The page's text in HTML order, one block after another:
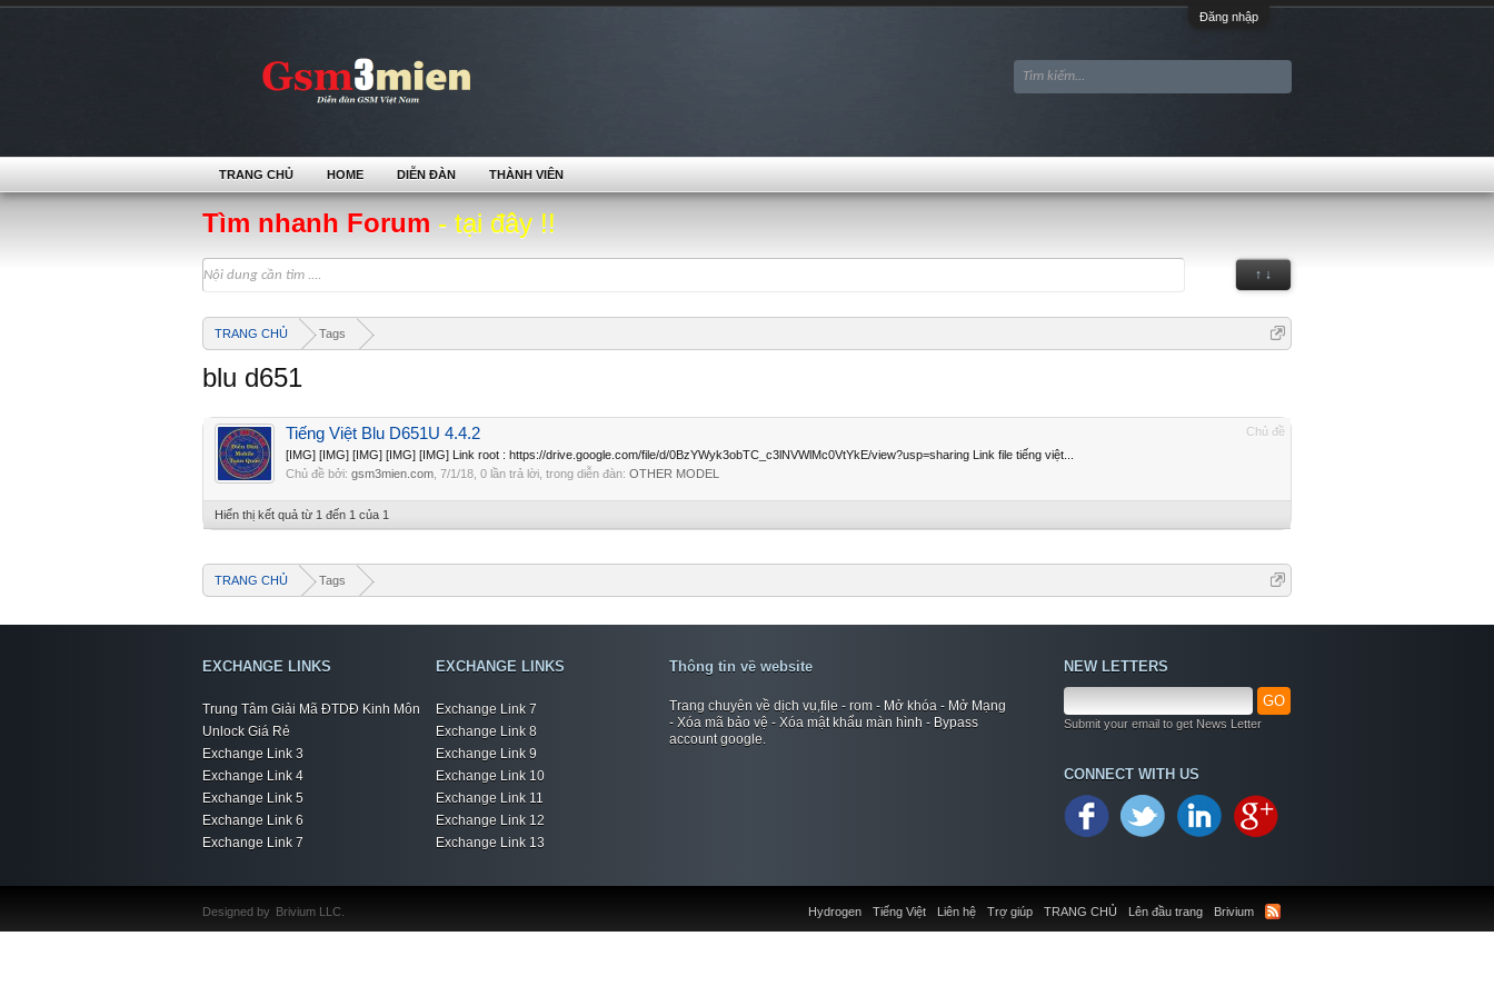
Đăng nhập
Tìm nhanh Forum - tại đây !!
↑ ↓
TRANG CHỦ Tags
blu d651
Chủ đề
Tiếng Việt Blu D651U 4.4.2
[IMG] [IMG] [IMG] [IMG] [IMG] Link root : https://drive.google.com/file/d/0BzYWyk3obTC_c3lNVWlMc0VtYkE/view?usp=sharing Link file tiếng việt...
Chủ đề bởi: gsm3mien.com 7/1/18 , 0 lần trả lời, trong diễn đàn: OTHER MODEL
Hiển thị kết quả từ 1 đến 1 của 1
TRANG CHỦ Tags
TRANG CHỦ HOME DIỄN ĐÀN THÀNH VIÊN
EXCHANGE LINKS
Trung Tâm Giải Mã ĐTDĐ Kinh Môn
Unlock Giá Rẻ
Exchange Link 3
Exchange Link 4
Exchange Link 5
Exchange Link 6
Exchange Link 7
EXCHANGE LINKS
Exchange Link 7
Exchange Link 8
Exchange Link 9
Exchange Link 10
Exchange Link 11
Exchange Link 12
Exchange Link 13
Thông tin về website
Trang chuyên về dịch vụ,file - rom - Mở khóa - Mở Mạng
- Xóa mã bảo vệ - Xóa mật khẩu màn hình - Bypass
account google.
NEW LETTERS
GO
Submit your email to get News Letter
CONNECT WITH US
Liên hệ Trợ giúp TRANG CHỦ Lên đầu trang Brivium
Hydrogen Tiếng Việt
Designed by Brivium LLC.